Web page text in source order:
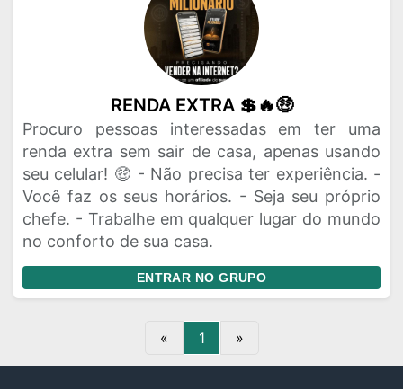
RENDA EXTRA 💲🔥🤑
Procuro pessoas interessadas em ter uma
renda extra sem sair de casa, apenas usando
seu celular! 🤑 - Não precisa ter experiência. -
Você faz os seus horários. - Seja seu próprio
chefe. - Trabalhe em qualquer lugar do mundo
no conforto de sua casa.
ENTRAR NO GRUPO
« 1 »